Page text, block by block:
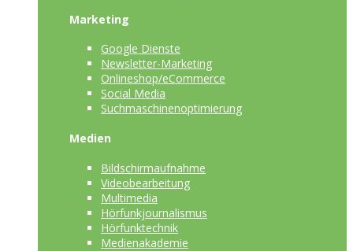
Marketing
Google Dienste
Newsletter-Marketing
Onlineshop/eCommerce
Social Media
Suchmaschinenoptimierung
Medien
Bildschirmaufnahme
Videobearbeitung
Multimedia
Hörfunkjournalismus
Hörfunktechnik
Medienakademie